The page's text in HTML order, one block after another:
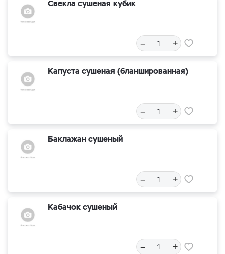
Свекла сушеная кубик
– +
Капуста сушеная (бланшированная)
– +
Баклажан сушеный
– +
Кабачок сушеный
– +